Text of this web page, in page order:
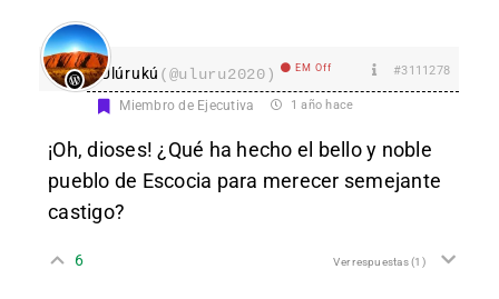
Ulúrukú (@uluru2020) EM Off #3111278
Miembro de Ejecutiva 1 año hace
¡Oh, dioses! ¿Qué ha hecho el bello y noble
pueblo de Escocia para merecer semejante
castigo?
6 Ver respuestas(1)